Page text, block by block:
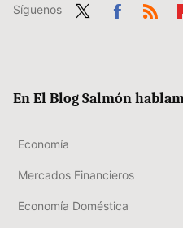
Síguenos
En El Blog Salmón
Economía
Mercados Financieros
Economía Doméstica